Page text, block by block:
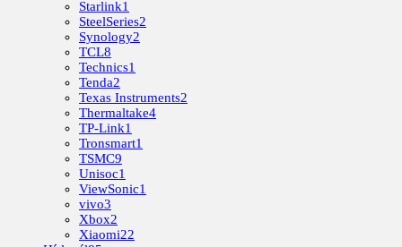
Starlink1
SteelSeries2
Synology2
TCL8
Technics1
Tenda2
Texas Instruments2
Thermaltake4
TP-Link1
Tronsmart1
TSMC9
Unisoc1
ViewSonic1
vivo3
Xbox2
Xiaomi22